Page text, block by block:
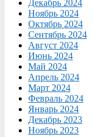
Декабрь 2024
Ноябрь 2024
Октябрь 2024
Сентябрь 2024
Август 2024
Июнь 2024
Май 2024
Апрель 2024
Март 2024
Февраль 2024
Январь 2024
Декабрь 2023
Ноябрь 2023